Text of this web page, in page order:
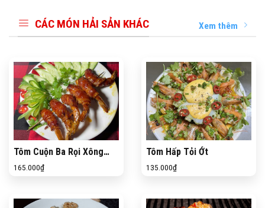
CÁC MÓN HẢI SẢN KHÁC Xem thêm
Tôm Cuộn Ba Rọi Xông
Khói
165.000₫
Tôm Hấp Tỏi Ớt
135.000₫